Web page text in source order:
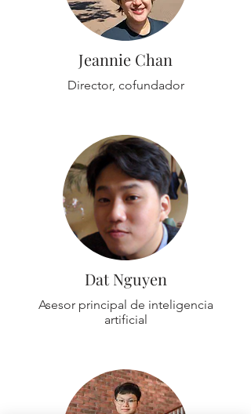
Jeannie Chan
Director, cofundador
Dat Nguyen
Asesor principal de inteligencia
artificial